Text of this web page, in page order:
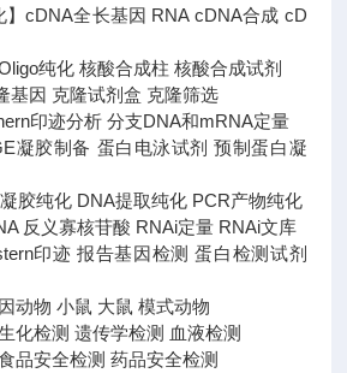
】cDNA全长基因 RNA cDNA合成 cD
纯化 核酸合成柱 核酸合成试剂
基因 克隆试剂盒 克隆筛选
印迹分析 分支DNA和mRNA定量
凝胶制备 蛋白电泳试剂 预制蛋白凝
凝胶纯化 DNA提取纯化 PCR产物纯化
反义寡核苷酸 RNAi定量 RNAi文库
印迹 报告基因检测 蛋白检测试剂
动物 小鼠 大鼠 模式动物
化检测 遗传学检测 血液检测
品安全检测 药品安全检测